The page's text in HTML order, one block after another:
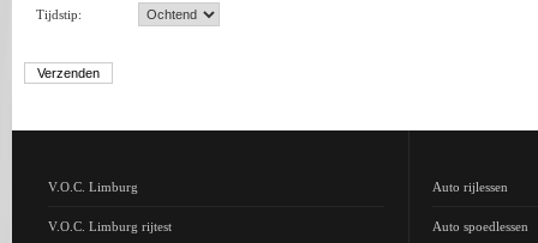
Tijdstip:
V.O.C. Limburg
V.O.C. Limburg rijtest
Auto rijlessen
Auto spoedlessen